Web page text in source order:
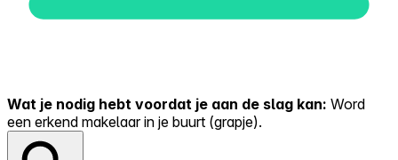
Wat je nodig hebt voordat je aan de slag kan: Word
een erkend makelaar in je buurt (grapje).